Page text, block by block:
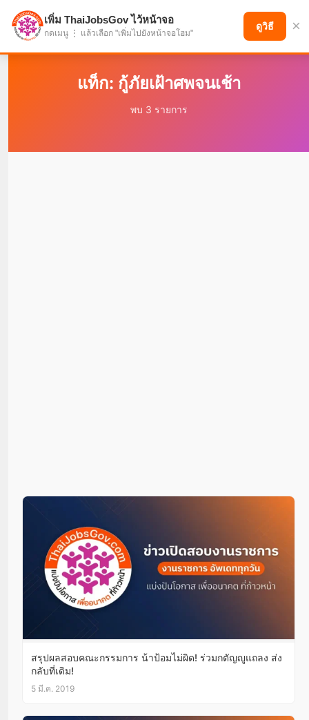
แบ่งปันโอกาส เพื่ออนาคตที่ก้าวหน้า
แท็ก: กู้ภัยเฝ้าศพจนเช้า
พบ 3 รายการ
สรุปผลสอบคณะกรรมการ น้าป้อมไม่ผิด! ร่วมกตัญญูแถลง ส่ง
กลับที่เดิม!
5 มี.ค. 2019
เพิ่ม ThaiJobsGov ไว้หน้าจอ
กดเมนู ⋮ แล้วเลือก "เพิ่มไปยังหน้าจอโฮม"
ดูวิธี ×